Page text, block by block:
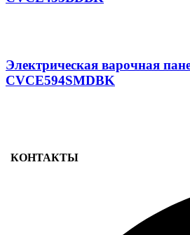
Электрическая варочная
CVCE594SMDBK
КОНТАКТЫ